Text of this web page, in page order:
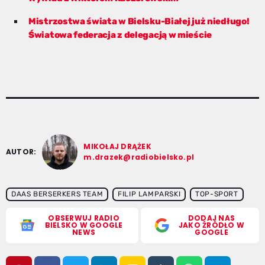
Mistrzostwa świata w Bielsku-Białej już niedługo!
Światowa federacja z delegacją w mieście
AUTOR:
MIKOŁAJ DRĄŻEK
m.drazek@radiobielsko.pl
DAAS BERSERKERS TEAM FILIP LAMPARSKI TOP-SPORT
OBSERWUJ RADIO
BIELSKO W GOOGLE
NEWS
DODAJ NAS
JAKO ŹRÓDŁO W
GOOGLE